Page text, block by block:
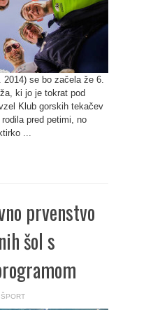
2014) se bo začela že 6.
ki jo je tokrat pod
Klub gorskih tekačev
pred petimi, no
...
prvenstvo
šol s
ŠPORT